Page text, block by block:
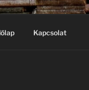
Kapcsolat